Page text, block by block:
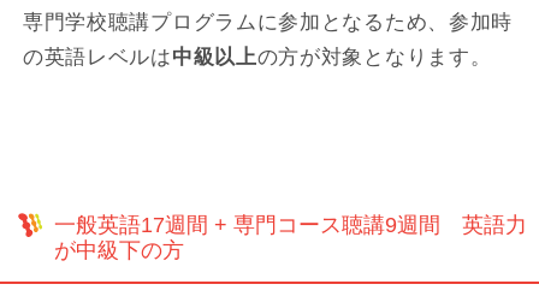
専門学校聴講プログラムに参加となるため、参加時
の英語レベルは中級以上の方が対象となります。
一般英語17週間 + 専門コース聴講9週間 英語力
が中級下の方